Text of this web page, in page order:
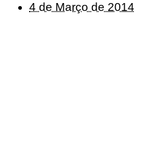
4 de Março de 2014